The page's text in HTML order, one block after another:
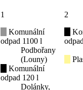
1
Komunální
odpad 1100 l
Podbořany
(Louny)
Komunální
odpad 120 l
Dolánky,
2